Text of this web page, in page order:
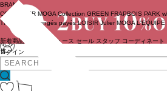
ログイン
BRAND
COUTURIER MOGA Collection GREEN FRAPBOIS PARK
TRISTESSE
congés payés LOISIR Julier MOGA L'EQUIPE
新着商品 ニュース セール スタッフ コーディネート
せ